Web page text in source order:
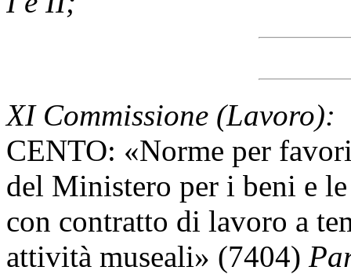
XI Commissione (Lavoro):
CENTO: «Norme per
del Ministero per i beni e
con contratto di lavoro a
attività museali» (7404)